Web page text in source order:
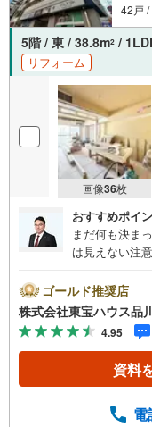
ご案内・詳細な資料のご
お電話でのお問い合わせも
お気軽にお問い合わせくだ
42戸
5階 / 東 / 38.8m2 /
リフォーム
画像36枚
おすすめポイ
まだ何も決ま
は見えない注
とも包み隠さ
トを大切にし
報も含めて、
しょう。まず
産キャンペ
ボーナスライ
予約をする」
ゴールド推奨店
株式会社東宝ハウス品
4.95
資料
電